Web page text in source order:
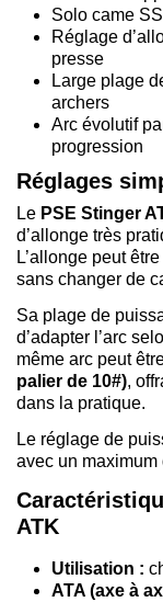
Solo came
Réglage
presse
Large plage
archers
Arc évolutif
progression
Réglages
Le PSE Stinger
d’allonge très
L’allonge peut
sans changer de
Sa plage de
d’adapter l’arc
même arc peut
palier de 10#),
dans la pratique.
Le réglage de
avec un maximum
ATK
Utilisation :
ATA (axe à